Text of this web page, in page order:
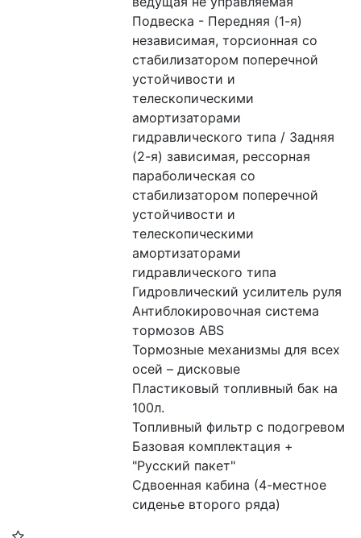
Подвеска - Передняя (1-я)
независимая, торсионная со
стабилизатором поперечной
устойчивости и
телескопическими
амортизаторами
гидравлического типа / Задняя
(2-я) зависимая, рессорная
параболическая со
стабилизатором поперечной
устойчивости и
телескопическими
амортизаторами
гидравлического типа
Гидровлический усилитель руля
Антиблокировочная система
тормозов ABS
Тормозные механизмы для всех
осей – дисковые
Пластиковый топливный бак на
100л.
Топливный фильтр с подогревом
Базовая комплектация +
"Русский пакет"
Сдвоенная кабина (4-местное
сиденье второго ряда)